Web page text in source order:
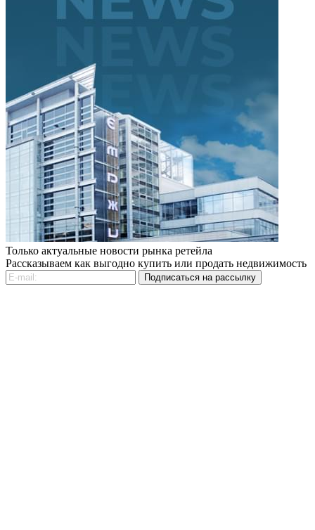
Только актуальные новости рынка ретейла
Рассказываем как выгодно купить или продать недвижимость